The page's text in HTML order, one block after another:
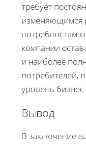
требует
изменяющимся
потребностям
компании
и наиболее
потребителей,
уровень
Вывод
В заключение